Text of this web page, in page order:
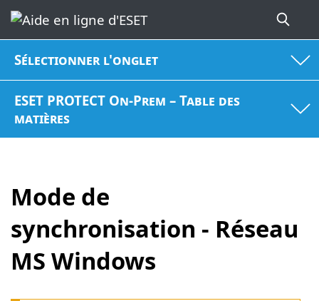
Sélectionner l'onglet
ESET PROTECT On-Prem – Table des
matières
Mode de
synchronisation - Réseau
MS Windows